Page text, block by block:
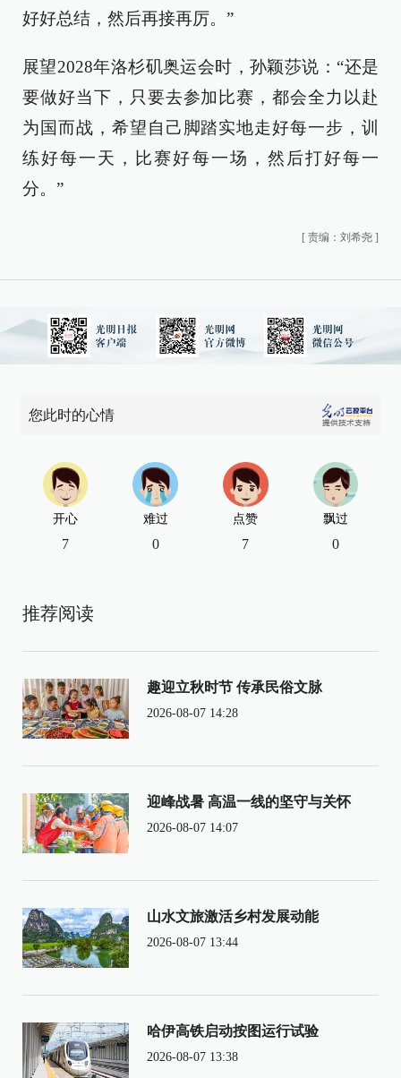
好好总结，然后再接再厉。”
展望2028年洛杉矶奥运会时，孙颖莎说：“还是
要做好当下，只要去参加比赛，都会全力以赴
为国而战，希望自己脚踏实地走好每一步，训
练好每一天，比赛好每一场，然后打好每一
分。”
[ 责编：刘希尧 ]
您此时的心情
开心
7
难过
0
点赞
7
飘过
0
推荐阅读
趣迎立秋时节 传承民俗文脉
2026-08-07 14:28
迎峰战暑 高温一线的坚守与关怀
2026-08-07 14:07
山水文旅激活乡村发展动能
2026-08-07 13:44
哈伊高铁启动按图运行试验
2026-08-07 13:38